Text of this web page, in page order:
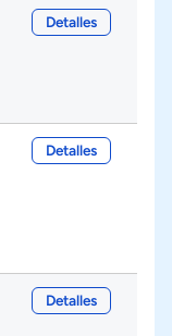
Detalles
Detalles
Detalles